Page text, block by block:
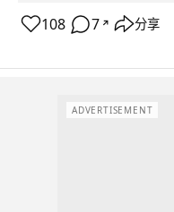
108 7 ↗ 分享
ADVERTISEMENT